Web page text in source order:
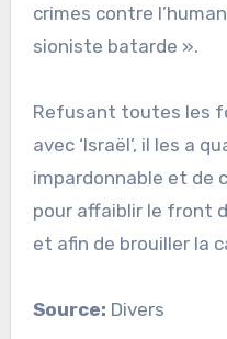
crimes contre
sioniste batarde ».
Refusant toutes les
avec ‘Israël’, il les a
impardonnable et de
pour affaiblir le front
et afin de brouiller la
Source: Divers